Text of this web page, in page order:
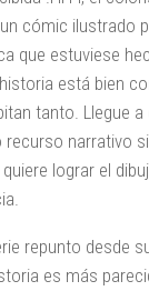
cómic ilustrado
que estuviese
está bien
tanto. Llegue
narrativo
lograr el
repunto desde
es más